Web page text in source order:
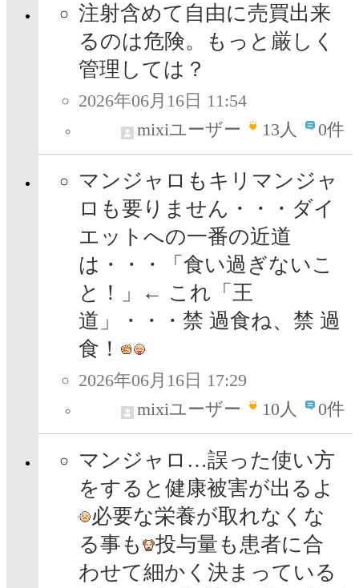
注射含めて自由に売買出来
るのは危険。もっと厳しく
管理しては？
2026年06月16日 11:54
mixiユーザー
13人 0件
マンジャロもキリマンジャ
ロも要りません・・・ダイ
エットへの一番の近道
は・・・「食い過ぎないこ
と！」← これ「王
道」・・・禁 過食ね、禁 過
食！
2026年06月16日 17:29
mixiユーザー
10人 0件
マンジャロ…誤った使い方
をすると健康被害が出るよ
必要な栄養が取れなくな
る事も
投与量も患者に合
わせて細かく決まっている